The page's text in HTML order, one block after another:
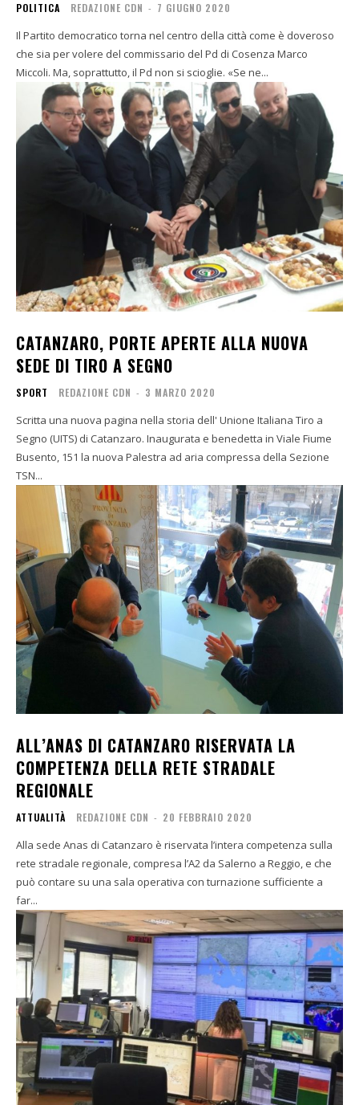
POLITICA REDAZIONE CDN - 7 GIUGNO 2020
Il Partito democratico torna nel centro della città come è doveroso
che sia per volere del commissario del Pd di Cosenza Marco
Miccoli. Ma, soprattutto, il Pd non si scioglie. «Se ne...
CATANZARO, PORTE APERTE ALLA NUOVA
SEDE DI TIRO A SEGNO
SPORT REDAZIONE CDN - 3 MARZO 2020
Scritta una nuova pagina nella storia dell' Unione Italiana Tiro a
Segno (UITS) di Catanzaro. Inaugurata e benedetta in Viale Fiume
Busento, 151 la nuova Palestra ad aria compressa della Sezione
TSN...
ALL’ANAS DI CATANZARO RISERVATA LA
COMPETENZA DELLA RETE STRADALE
REGIONALE
ATTUALITÀ REDAZIONE CDN - 20 FEBBRAIO 2020
Alla sede Anas di Catanzaro è riservata l’intera competenza sulla
rete stradale regionale, compresa l’A2 da Salerno a Reggio, e che
può contare su una sala operativa con turnazione sufficiente a
far...